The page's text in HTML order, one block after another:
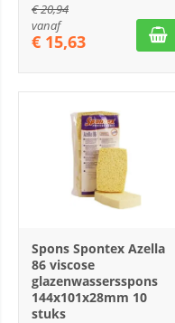
€20,94
vanaf
€ 15,63
Spons Spontex Azella
86 viscose
glazenwassersspons
144x101x28mm 10
stuks